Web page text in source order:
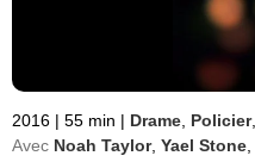
2016 | 55 min | Drame Policier,
Avec Noah Taylor, Yael Stone